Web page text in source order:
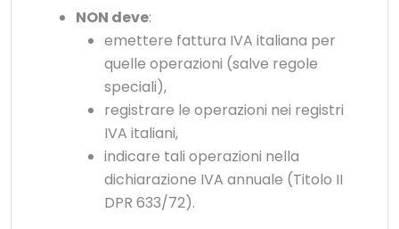
NON deve:
emettere fattura IVA italiana per
quelle operazioni (salve regole
speciali),
registrare le operazioni nei registri
IVA italiani,
indicare tali operazioni nella
dichiarazione IVA annuale (Titolo II
DPR 633/72).